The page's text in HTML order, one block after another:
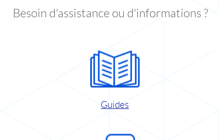
Besoin d'assistance ou d'informations ?
Guides